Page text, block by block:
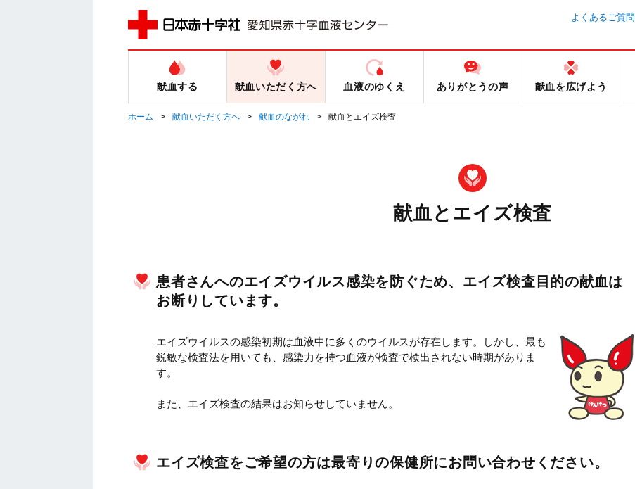
よくあるご質問
献血する 献血いただく方へ 血液のゆくえ ありがとうの声 献血を広げよう
ホーム 献血いただく方へ 献血のながれ 献血とエイズ検査
献血とエイズ検査
患者さんへのエイズウイルス感染を防ぐため、エイズ検査目的の献血は
お断りしています。
エイズウイルスの感染初期は血液中に多くのウイルスが存在します。しかし、最も
鋭敏な検査法を用いても、感染力を持つ血液が検査で検出されない時期がありま
す。
また、エイズ検査の結果はお知らせしていません。
エイズ検査をご希望の方は最寄りの保健所にお問い合わせください。